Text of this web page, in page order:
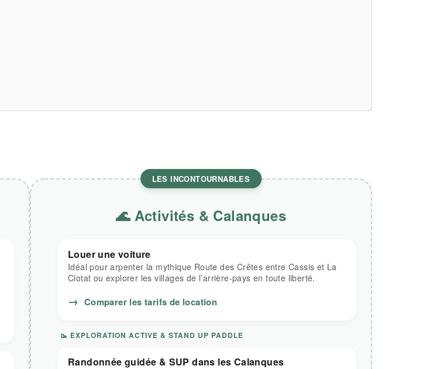
LES INCONTOURNABLES
🌊 Activités & Calanques
Louer une voiture
Idéal pour arpenter la mythique Route des Crêtes entre Cassis et La
Ciotat ou explorer les villages de l’arrière-pays en toute liberté.
→ Comparer les tarifs de location
🥾 EXPLORATION ACTIVE & STAND UP PADDLE
Randonnée guidée & SUP dans les Calanques